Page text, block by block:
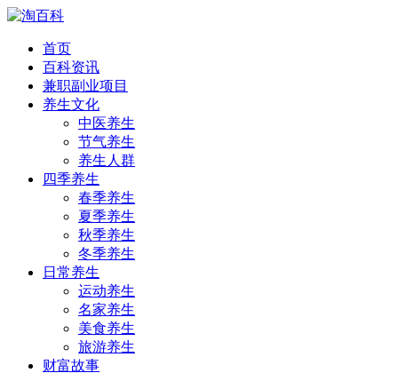
首页
百科资讯
兼职副业项目
养生文化
中医养生
节气养生
养生人群
四季养生
春季养生
夏季养生
秋季养生
冬季养生
日常养生
运动养生
名家养生
美食养生
旅游养生
财富故事